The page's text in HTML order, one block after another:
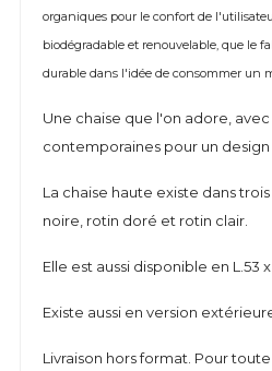
organiques pour le confort de
biodégradable et renouvelable, que le
durable dans l'idée de consommer un
Une chaise que l'on adore,
contemporaines pour un design
La chaise haute existe dans
noire, rotin doré et rotin clair.
Elle est aussi disponible en L.53 x
Existe aussi en version
Livraison hors format. Pour